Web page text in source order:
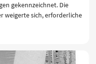
gekennzeichnet. Die
weigerte sich, erforderliche